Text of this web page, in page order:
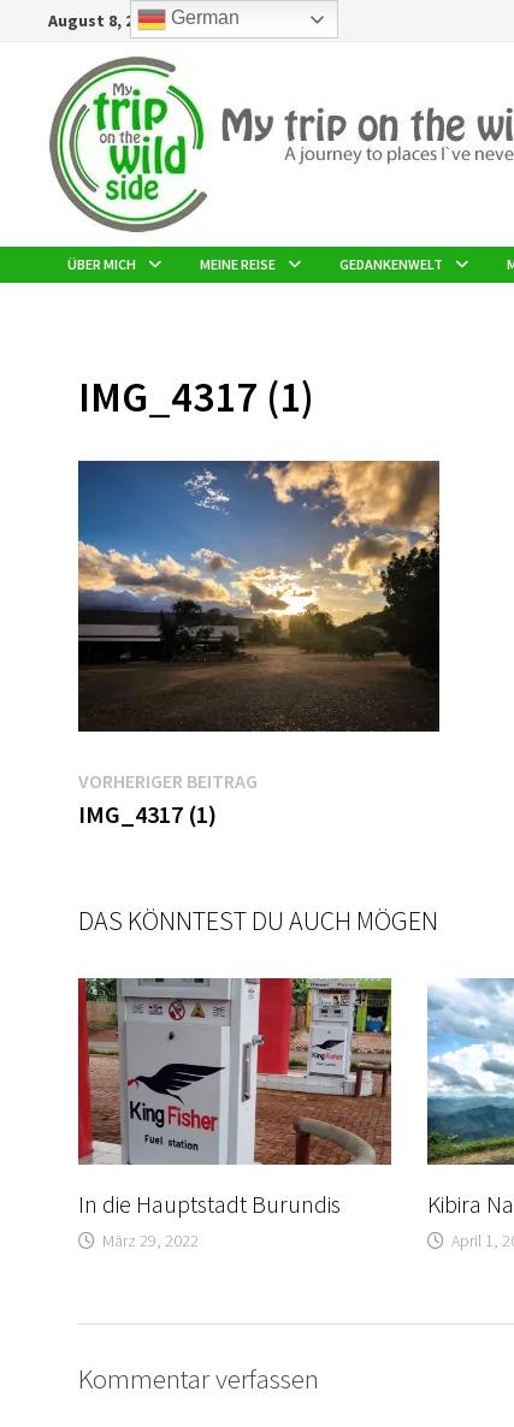
ZurückAugust 8, 2026
ÜBER MICH MEINE REISE GEDANKENWELT
IMG_4317 (1)
Beitragsnavigation
VORHERIGER BEITRAG
IMG_4317 (1)
DAS KÖNNTEST DU AUCH MÖGEN
In die Hauptstadt Burundis
März 29, 2022
Kibira
April 1,
Kommentar verfassen
German